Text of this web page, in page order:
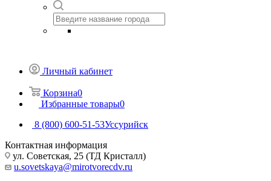
Личный кабинет
Корзина0
Избранные товары0
8 (800) 600-51-53Уссурийск
Контактная информация
ул. Советская, 25 (ТД Кристалл)
u.sovetskaya@mirotvorecdv.ru